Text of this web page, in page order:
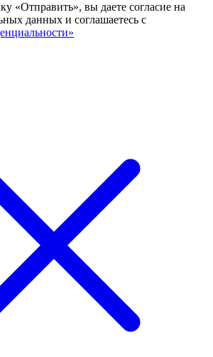
«Отправить», вы даете согласие на
данных и соглашаетесь с